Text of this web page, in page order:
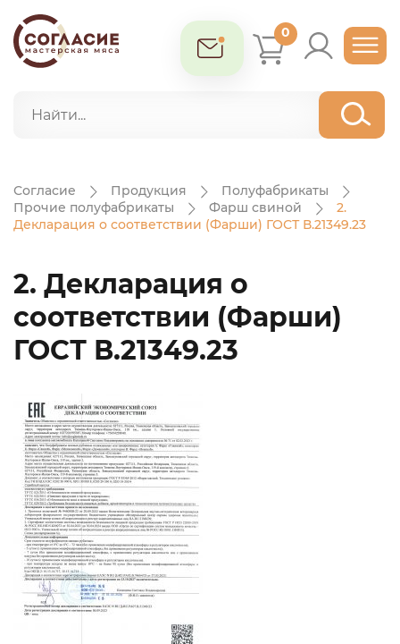
0
Согласие Продукция
Полуфабрикаты
Прочие полуфабрикаты
Фарш свиной
2.
Декларация о соответствии (Фарши) ГОСТ В.21349.23
2. Декларация о
соответствии (Фарши)
ГОСТ В.21349.23